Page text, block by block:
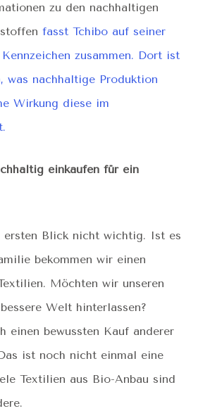
zu den nachhaltigen
fasst Tchibo auf seiner
zusammen. Dort ist
was nachhaltige Produktion
Wirkung diese im
einkaufen für ein
ersten Blick nicht wichtig. Ist es
bekommen wir einen
Möchten wir unseren
Welt hinterlassen?
einen bewussten Kauf anderer
ist noch nicht einmal eine
Textilien aus Bio-Anbau sind